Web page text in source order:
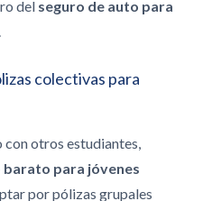
del seguro de auto para
.
colectivas para
con otros estudiantes,
barato para jóvenes
por pólizas grupales